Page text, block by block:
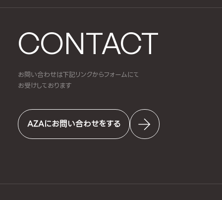
CONTACT
お問い合わせは下記リンクからフォームにて
お受けしております
AZAにお問い合わせをする